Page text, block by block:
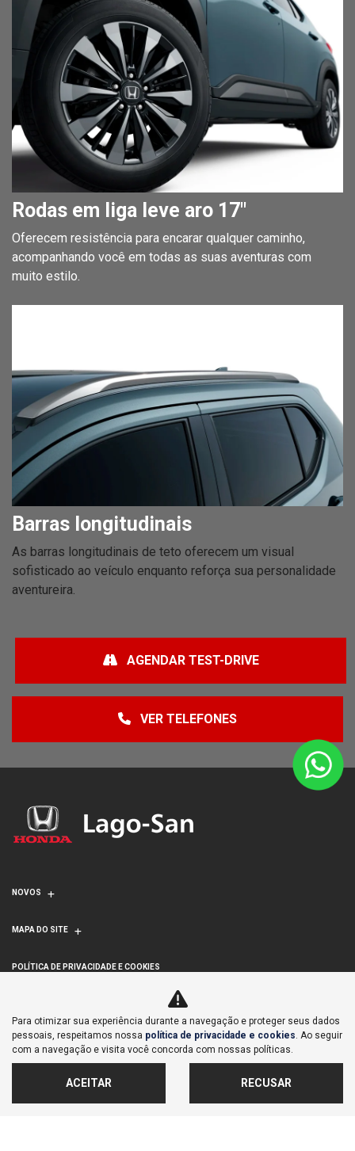
Rodas em liga leve aro 17"
Oferecem resistência para encarar qualquer caminho,
acompanhando você em todas as suas aventuras com
muito estilo.
Barras longitudinais
As barras longitudinais de teto oferecem um visual
sofisticado ao veículo enquanto reforça sua personalidade
aventureira.
VER TELEFONES
AGENDAR TEST-DRIVE
NOVOS
MAPA DO SITE
POLÍTICA DE PRIVACIDADE E COOKIES
EXPORTACAO S/A
Para otimizar sua experiência durante a navegação e proteger seus dados
pessoais, respeitamos nossa política de privacidade e cookies. Ao seguir
com a navegação e visita você concorda com nossas políticas.
ACEITAR RECUSAR